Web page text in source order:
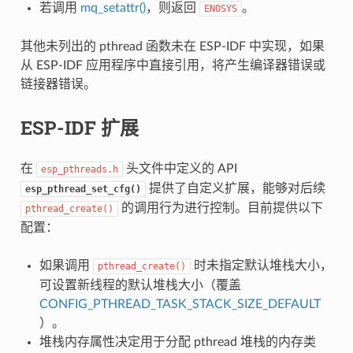
若调用 mq_setattr()，则返回 ENOSYS 。
其他未列出的 pthread 函数未在 ESP-IDF 中实现，如果
从 ESP-IDF 应用程序中直接引用，将产生编译器错误或
链接器错误。
ESP-IDF 扩展
在 esp_pthreads.h 头文件中定义的 API
esp_pthread_set_cfg() 提供了自定义扩展，能够对后续
pthread_create()
的调用行为进行控制。目前提供以下
配置：
如果调用 pthread_create()
时未指定默认堆栈大小，
可设置新线程的默认堆栈大小（覆盖
CONFIG_PTHREAD_TASK_STACK_SIZE_DEFAULT
）。
堆栈内存属性决定用于分配 pthread 堆栈的内存类